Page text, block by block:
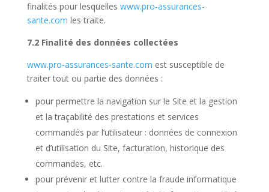
finalités pour lesquelles www.pro-assurances-
sante.com les traite.
7.2 Finalité des données collectées
www.pro-assurances-sante.com est susceptible de
traiter tout ou partie des données :
pour permettre la navigation sur le Site et la gestion
et la traçabilité des prestations et services
commandés par l’utilisateur : données de connexion
et d’utilisation du Site, facturation, historique des
commandes, etc.
pour prévenir et lutter contre la fraude informatique